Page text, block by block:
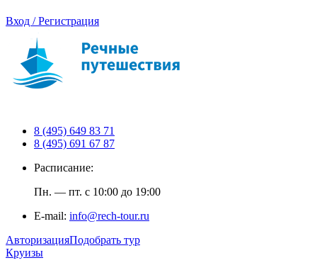
Вход / Регистрация
8 (495) 649 83 71
8 (495) 691 67 87
Расписание:
Пн. — пт. с 10:00 до 19:00
E-mail: info@rech-tour.ru
АвторизацияПодобрать тур
Круизы